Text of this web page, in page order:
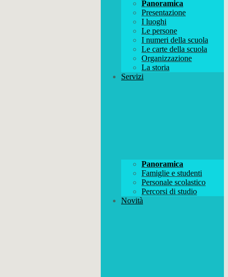
Panoramica
Presentazione
I luoghi
Le persone
I numeri della scuola
Le carte della scuola
Organizzazione
La storia
Servizi
Panoramica
Famiglie e studenti
Personale scolastico
Percorsi di studio
Novità